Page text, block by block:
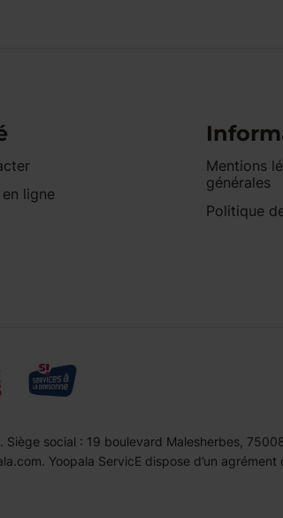
ligne
Mentions
générales
Politique
social : 19 boulevard Malesherbes,
Yoopala ServicE dispose d’un agrément